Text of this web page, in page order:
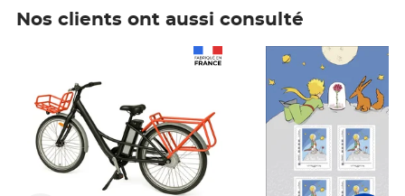
Nos clients ont aussi consulté
Prix 7,50€